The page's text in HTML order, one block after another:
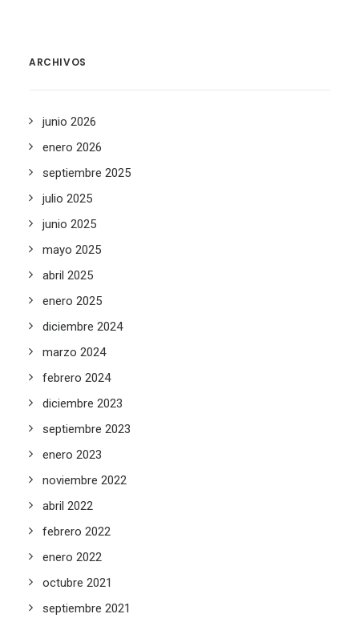
ARCHIVOS
junio 2026
enero 2026
septiembre 2025
julio 2025
junio 2025
mayo 2025
abril 2025
enero 2025
diciembre 2024
marzo 2024
febrero 2024
diciembre 2023
septiembre 2023
enero 2023
noviembre 2022
abril 2022
febrero 2022
enero 2022
octubre 2021
septiembre 2021